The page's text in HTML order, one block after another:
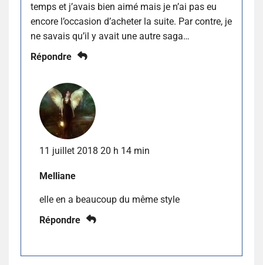
temps et j’avais bien aimé mais je n’ai pas eu
encore l’occasion d’acheter la suite. Par contre, je
ne savais qu’il y avait une autre saga…
Répondre
11 juillet 2018 20 h 14 min
Melliane
elle en a beaucoup du même style
Répondre